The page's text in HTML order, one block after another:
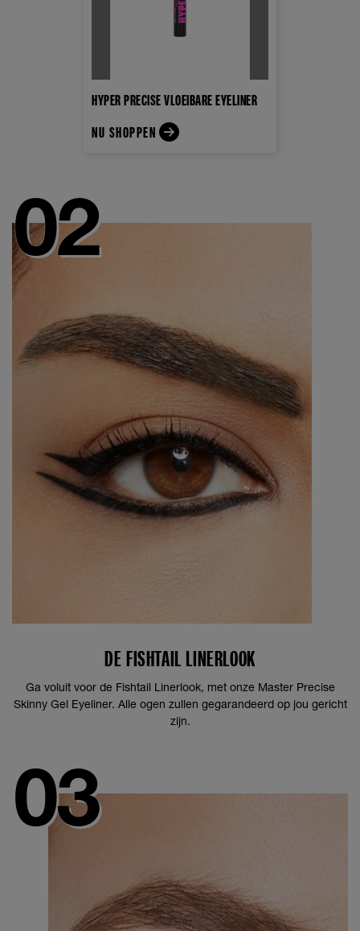
HYPER PRECISE VLOEIBARE EYELINER
NU SHOPPEN
DE FISHTAIL LINERLOOK
Ga voluit voor de Fishtail Linerlook, met onze Master Precise
Skinny Gel Eyeliner. Alle ogen zullen gegarandeerd op jou gericht
zijn.